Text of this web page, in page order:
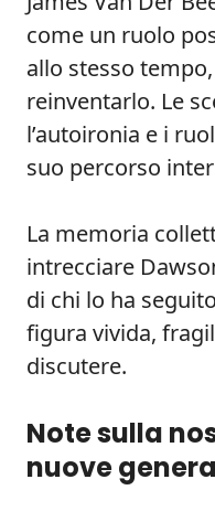
come un ruolo
allo stesso
reinventarlo. Le
l’autoironia e i
suo percorso
La memoria
intrecciare
di chi lo ha
figura vivida,
discutere.
Note sulla
nuove